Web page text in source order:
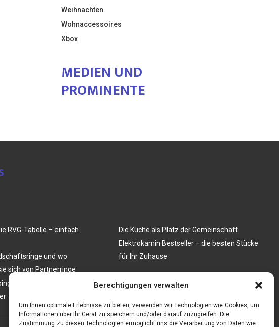
Berechtigungen verwalten
Um Ihnen optimale Erlebnisse zu bieten, verwenden wir Technologien wie Cookies, um
Informationen über Ihr Gerät zu speichern und/oder darauf zuzugreifen. Die
Zustimmung zu diesen Technologien ermöglicht uns die Verarbeitung von Daten wie
Weihnachten
Wohnaccessoires
Xbox
MEDIEN UND
PROMINENTE
RVG-Tabelle – einfach
und wo
sich von Partnerringe
mit Stühlen: Ein Muss
Die Küche als Platz der Gemeinschaft
Elektrokamin Bestseller – die besten Stücke
für Ihr Zuhause